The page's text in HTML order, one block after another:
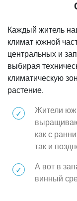
Каждый житель
климат южной
центральных и
выбирая
климатическую
растение.
Жители
как с
так и
А вот в
винный